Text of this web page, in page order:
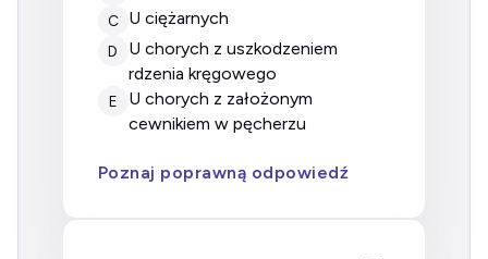
C u ciężarnych
D
u chorych z uszkodzeniem
rdzenia kręgowego
E
u chorych z założonym
cewnikiem w pęcherzu
Poznaj poprawną odpowiedź